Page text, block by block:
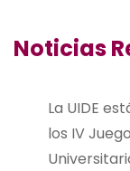
Noticias
La UIDE
los IV